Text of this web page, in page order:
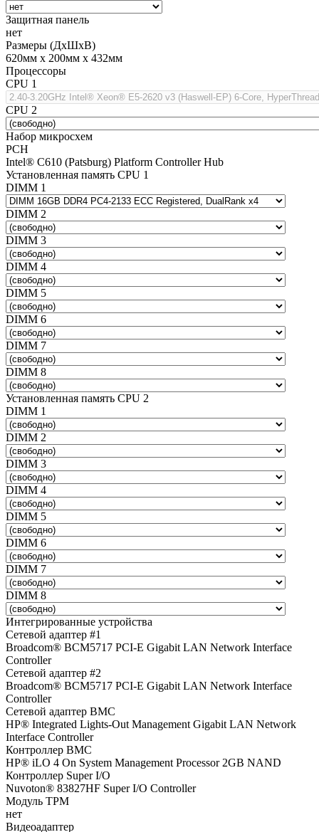
Защитная панель
нет
Размеры (ДхШхВ)
620мм х 200мм х 432мм
Процессоры
CPU 1
CPU 2
Набор микросхем
PCH
Intel® C610 (Patsburg) Platform Controller Hub
Установленная память CPU 1
DIMM 1
DIMM 2
DIMM 3
DIMM 4
DIMM 5
DIMM 6
DIMM 7
DIMM 8
Установленная память CPU 2
DIMM 1
DIMM 2
DIMM 3
DIMM 4
DIMM 5
DIMM 6
DIMM 7
DIMM 8
Интегрированные устройства
Сетевой адаптер #1
Broadcom® BCM5717 PCI-E Gigabit LAN Network Interface
Controller
Сетевой адаптер #2
Broadcom® BCM5717 PCI-E Gigabit LAN Network Interface
Controller
Сетевой адаптер BMC
HP® Integrated Lights-Out Management Gigabit LAN Network
Interface Controller
Контроллер BMC
HP® iLO 4 On System Management Processor 2GB NAND
Контроллер Super I/O
Nuvoton® 83827HF Super I/O Controller
Модуль TPM
нет
Видеоадаптер